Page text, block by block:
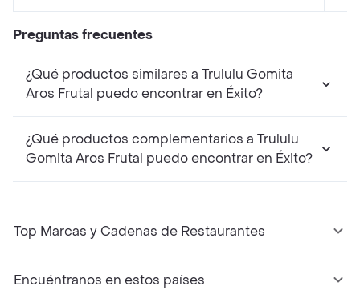
Preguntas frecuentes
¿Qué productos similares a Trululu Gomita
Aros Frutal puedo encontrar en Éxito?
¿Qué productos complementarios a Trululu
Gomita Aros Frutal puedo encontrar en Éxito?
Top Marcas y Cadenas de Restaurantes
Encuéntranos en estos países